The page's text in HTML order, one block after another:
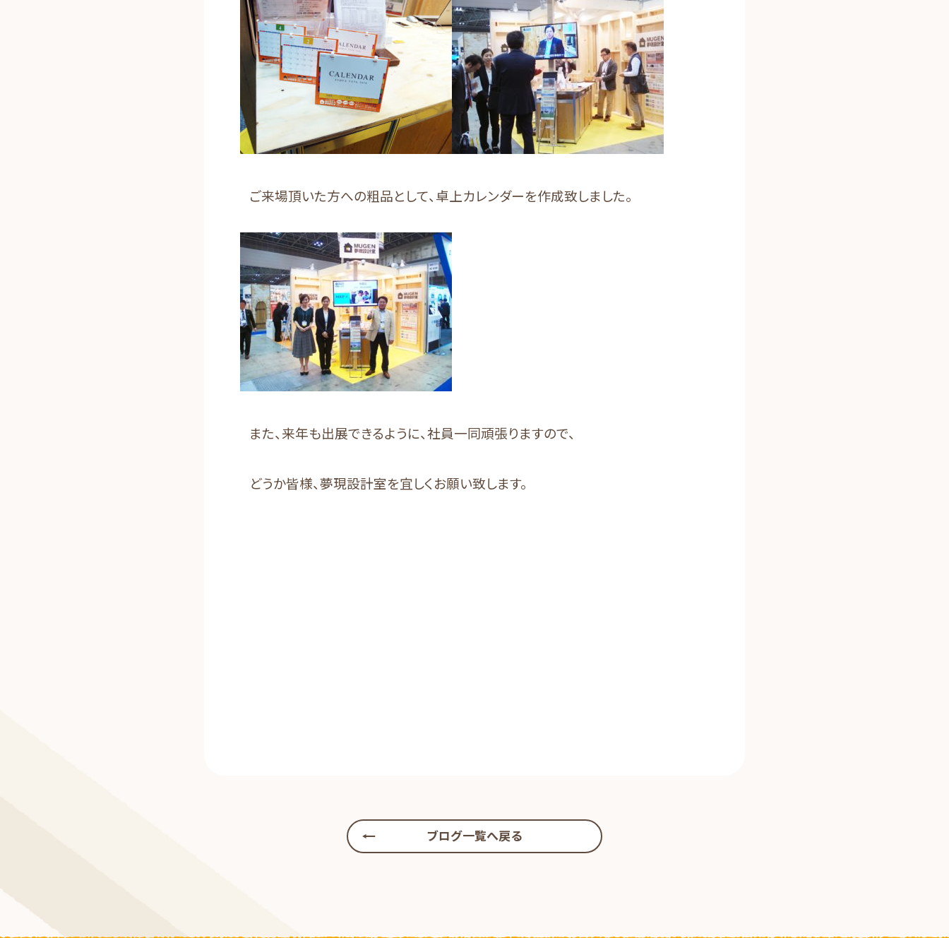
ご来場頂いた方への粗品として、卓上カレンダーを作成致しました。
また、来年も出展できるように、社員一同頑張りますので、
どうか皆様、夢現設計室を宜しくお願い致します。
ブログ一覧へ戻る